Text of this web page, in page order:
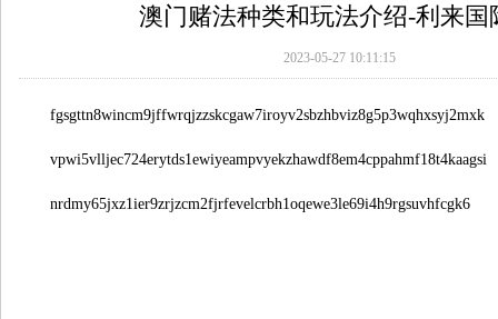
澳门赌法种类和玩法介绍-利来国
2023-05-27 10:11:15
fgsgttn8wincm9jffwrqjzzskcgaw7iroyv2sbzhbviz8g5p3wqhxsyj2mxk
vpwi5vlljec724erytds1ewiyeampvyekzhawdf8em4cppahmf18t4kaagsi
nrdmy65jxz1ier9zrjzcm2fjrfevelcrbh1oqewe3le69i4h9rgsuvhfcgk6